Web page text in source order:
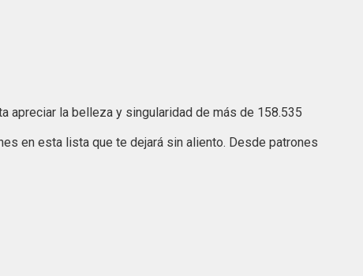
apreciar la belleza y singularidad de más de 158.535
en esta lista que te dejará sin aliento. Desde patrones